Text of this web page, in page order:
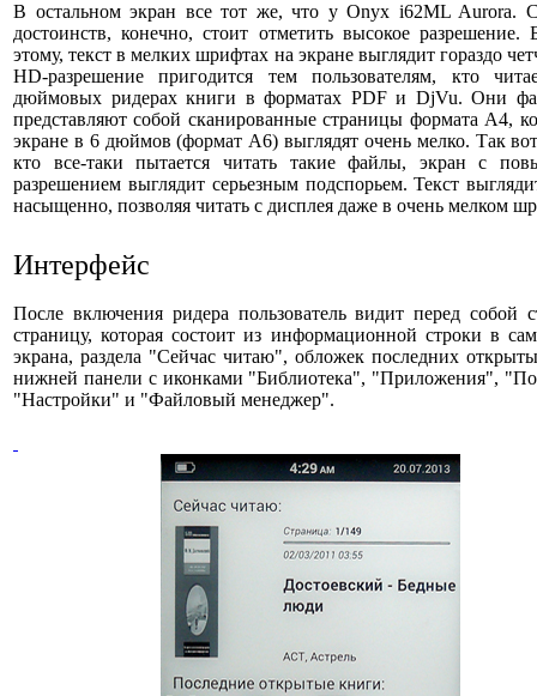
В остальном экран все тот же, что у Onyx i62ML Aurora.
достоинств, конечно, стоит отметить высокое разрешение.
этому, текст в мелких шрифтах на экране выглядит гораздо
HD-разрешение пригодится тем пользователям, кто
дюймовых ридерах книги в форматах PDF и DjVu. Они
представляют собой сканированные страницы формата А4,
экране в 6 дюймов (формат А6) выглядят очень мелко. Так
кто все-таки пытается читать такие файлы, экран с
разрешением выглядит серьезным подспорьем. Текст
насыщенно, позволяя читать с дисплея даже в очень мелком
Интерфейс
После включения ридера пользователь видит перед собой
страницу, которая состоит из информационной строки в
экрана, раздела "Сейчас читаю", обложек последних
нижней панели с иконками "Библиотека", "Приложения",
"Настройки" и "Файловый менеджер".